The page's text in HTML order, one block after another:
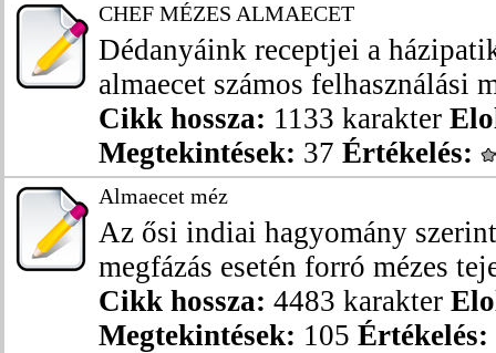
CHEF MÉZES ALMAECET
Dédanyáink receptjei a
almaecet számos felhasználási
Cikk hossza: 1133 karakter
Megtekintések: 37 Értékelés:
Almaecet méz
Az ősi indiai hagyomány
megfázás esetén forró mézes
Cikk hossza: 4483 karakter
Megtekintések: 105 Értékelés: